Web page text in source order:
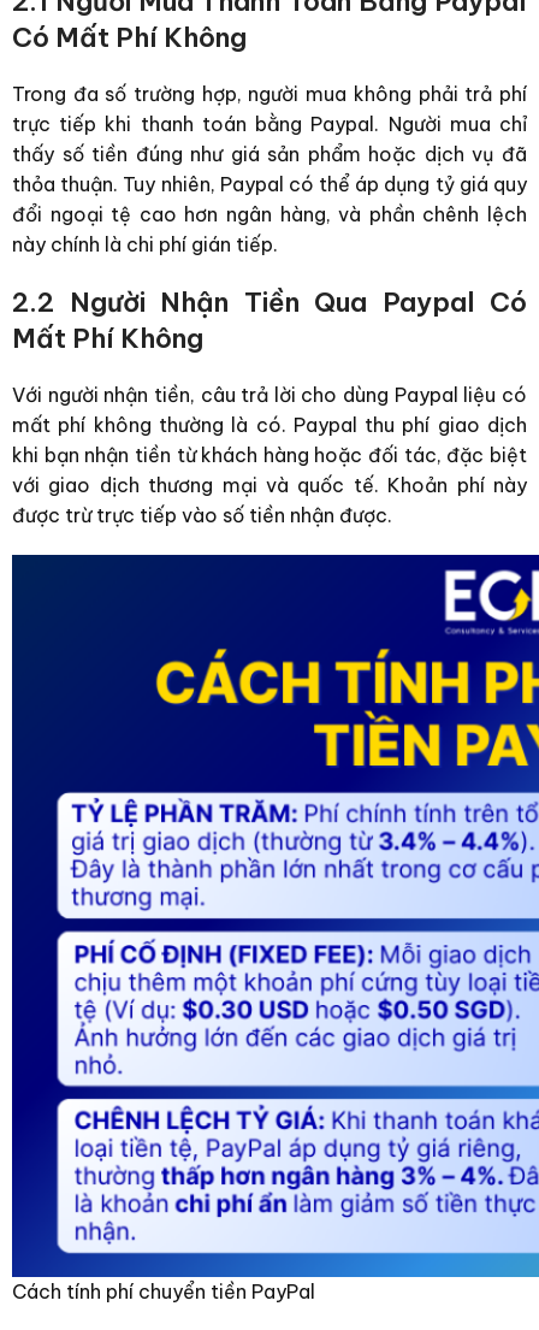
Có Mất Phí Không
Trong đa số trường hợp, người mua không phải trả phí
trực tiếp khi thanh toán bằng Paypal. Người mua chỉ
thấy số tiền đúng như giá sản phẩm hoặc dịch vụ đã
thỏa thuận. Tuy nhiên, Paypal có thể áp dụng tỷ giá quy
đổi ngoại tệ cao hơn ngân hàng, và phần chênh lệch
này chính là chi phí gián tiếp.
2.2 Người Nhận Tiền Qua Paypal Có
Mất Phí Không
Với người nhận tiền, câu trả lời cho dùng Paypal liệu có
mất phí không thường là có. Paypal thu phí giao dịch
khi bạn nhận tiền từ khách hàng hoặc đối tác, đặc biệt
với giao dịch thương mại và quốc tế. Khoản phí này
được trừ trực tiếp vào số tiền nhận được.
Cách tính phí chuyển tiền PayPal